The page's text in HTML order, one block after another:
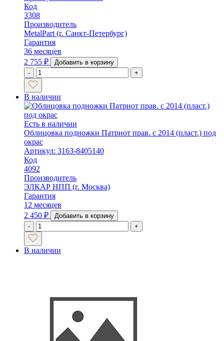
Код
3308
Производитель
MetalPart (г. Санкт-Петербург)
Гарантия
36 месяцев
2 755 ₽
Добавить в корзину
-
+
В наличии
Есть в наличии
Облицовка подножки Патриот прав. с 2014 (пласт.) под
окрас
Артикул: 3163-8405140
Код
4092
Производитель
ЭЛКАР НПП (г. Москва)
Гарантия
12 месяцев
2 450 ₽
Добавить в корзину
-
+
В наличии